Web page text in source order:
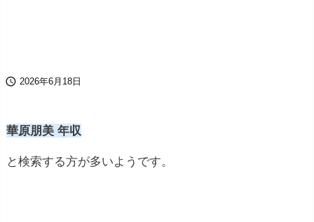
 2026年6月18日
華原朋美 年収
と検索する方が多いようです。